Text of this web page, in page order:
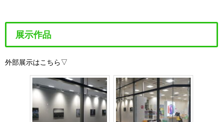
展示作品
外部展示はこちら▽